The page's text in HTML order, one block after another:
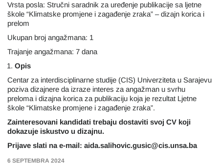
Vrsta posla: Stručni saradnik za uređenje publikacije sa ljetne
škole “Klimatske promjene i zagađenje zraka” – dizajn korica i
prelom
Ukupan broj angažmana: 1
Trajanje angažmana: 7 dana
Opis
Centar za interdisciplinarne studije (CIS) Univerziteta u Sarajevu
poziva dizajnere da izraze interes za angažman u svrhu
preloma i dizajna korica za publikaciju koja je rezultat Ljetne
škole “Klimatske promjene i zagađenje zraka”.
Zainteresovani kandidati trebaju dostaviti svoj CV koji
dokazuje iskustvo u dizajnu.
Prijave slati na e-mail: aida.salihovic.gusic@cis.unsa.ba
6 SEPTEMBRA 2024